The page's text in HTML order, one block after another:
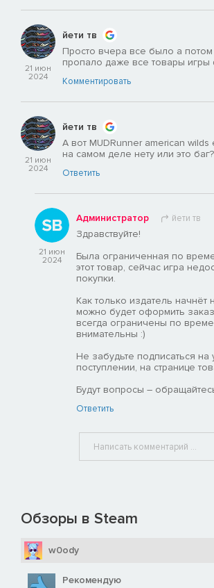
21 июн
2024
йети тв
Просто вчера все было а
пропало даже все товары игры
Комментировать
21 июн
2024
йети тв
А вот MUDRunner american
на самом деле нету или это
Ответить
21 июн
2024
Администратор йети тв
Здравствуйте!
Была ограниченная по
этот товар, сейчас игра
покупки.
Как только издатель начнёт
можно будет оформить
всегда ограничены по
внимательны :)
Не забудьте подписаться
поступлении, на странице
Будут вопросы –
Ответить
Обзоры в Steam
w0ody
Рекомендую